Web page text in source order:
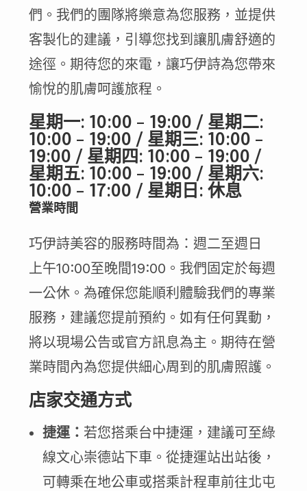
們。我們的團隊將樂意為您服務，並提供
客製化的建議，引導您找到讓肌膚舒適的
途徑。期待您的來電，讓巧伊詩為您帶來
愉悅的肌膚呵護旅程。
星期一: 10:00 – 19:00 / 星期二:
10:00 – 19:00 / 星期三: 10:00 –
19:00 / 星期四: 10:00 – 19:00 /
星期五: 10:00 – 19:00 / 星期六:
10:00 – 17:00 / 星期日: 休息
營業時間
巧伊詩美容的服務時間為：週二至週日
上午10:00至晚間19:00。我們固定於每週
一公休。為確保您能順利體驗我們的專業
服務，建議您提前預約。如有任何異動，
將以現場公告或官方訊息為主。期待在營
業時間內為您提供細心周到的肌膚照護。
店家交通方式
捷運： 若您搭乘台中捷運，建議可至綠
線文心崇德站下車。從捷運站出站後，
可轉乘在地公車或搭乘計程車前往北屯